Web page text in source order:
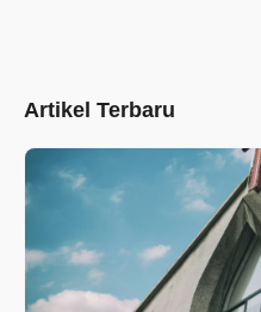
Artikel Terbaru